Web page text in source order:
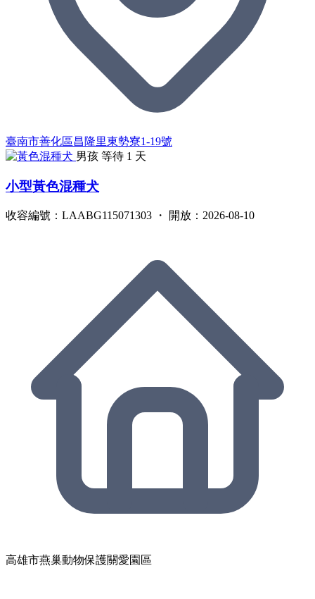
臺南市善化區昌隆里東勢寮1-19號
男孩 等待 1 天
小型黃色混種犬
收容編號：LAABG115071303 ・ 開放：2026-08-10
高雄市燕巢動物保護關愛園區